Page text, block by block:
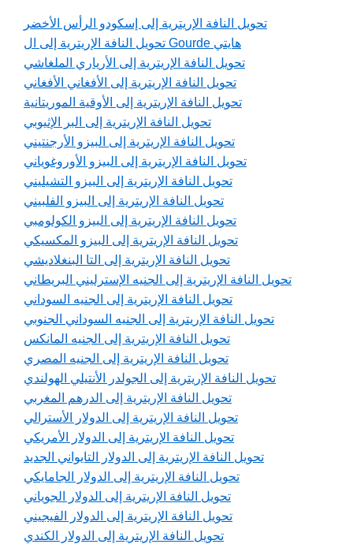
تحويل النافة الإريترية إلى إسكودو الرأس الأخضر
تحويل النافة الإريترية إلى ال Gourde هايتي
تحويل النافة الإريترية إلى الأرياري الملغاشي
تحويل النافة الإريترية إلى الأفغاني الأفغاني
تحويل النافة الإريترية إلى الأوقية الموريتانية
تحويل النافة الإريترية إلى البر الإثيوبي
تحويل النافة الإريترية إلى البيزو الأرجنتيني
تحويل النافة الإريترية إلى البيزو الأوروغوياني
تحويل النافة الإريترية إلى البيزو التشيليني
تحويل النافة الإريترية إلى البيزو الفلبيني
تحويل النافة الإريترية إلى البيزو الكولومبي
تحويل النافة الإريترية إلى البيزو المكسيكي
تحويل النافة الإريترية إلى التا البنغلاديشي
تحويل النافة الإريترية إلى الجنيه الإسترليني البريطاني
تحويل النافة الإريترية إلى الجنيه السوداني
تحويل النافة الإريترية إلى الجنيه السوداني الجنوبي
تحويل النافة الإريترية إلى الجنيه المانكس
تحويل النافة الإريترية إلى الجنيه المصري
تحويل النافة الإريترية إلى الجولدر الأنتيلي الهولندي
تحويل النافة الإريترية إلى الدرهم المغربي
تحويل النافة الإريترية إلى الدولار الأسترالي
تحويل النافة الإريترية إلى الدولار الأمريكي
تحويل النافة الإريترية إلى الدولار التايواني الجديد
تحويل النافة الإريترية إلى الدولار الجامايكي
تحويل النافة الإريترية إلى الدولار الجوياني
تحويل النافة الإريترية إلى الدولار الفيجيني
تحويل النافة الإريترية إلى الدولار الكندي